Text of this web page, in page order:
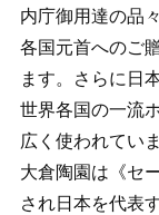
内庁御用達の品々
各国元首へのご
ます。さらに日
世界各国の一流
広く使われていま
大倉陶園は《セ
され日本を代表